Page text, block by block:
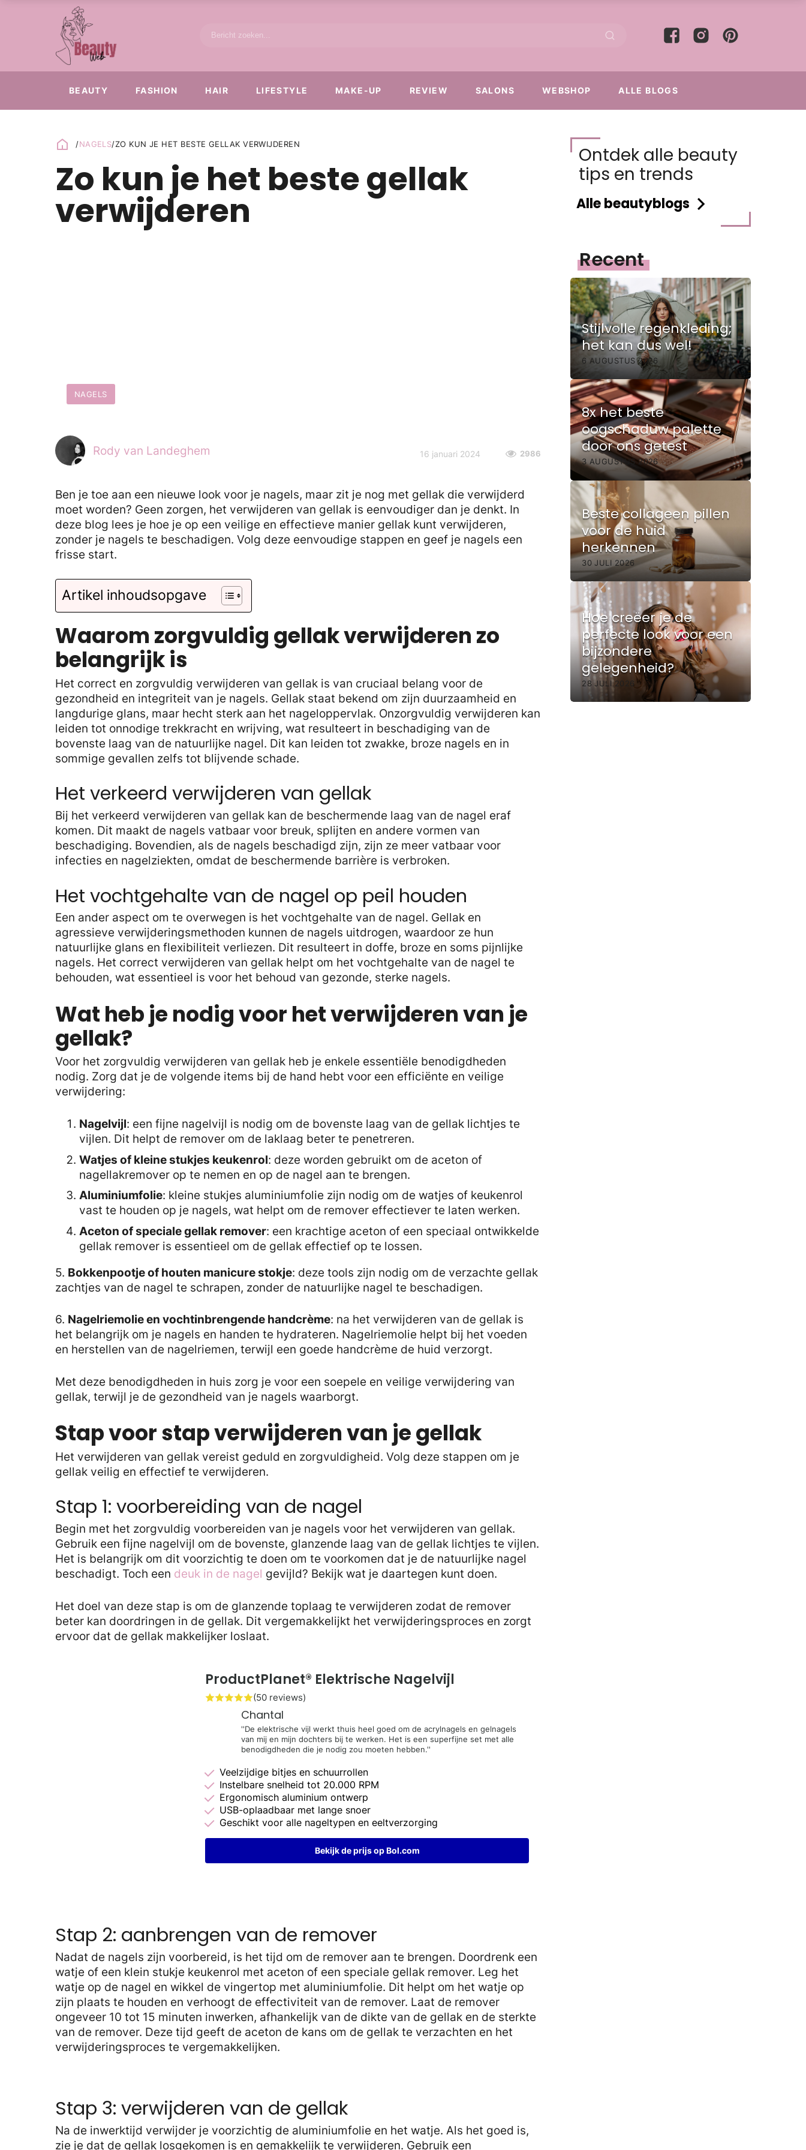
BEAUTY FASHION HAIR LIFESTYLE MAKE-UP REVIEW SALONS WEBSHOP ALLE BLOGS
/NAGELS/ZO KUN JE HET BESTE GELLAK VERWIJDEREN
Zo kun je het beste gellak
verwijderen
NAGELS
Rody van Landeghem 16 januari 2024 2986
Ben je toe aan een nieuwe look voor je nagels, maar zit je nog met gellak die verwijderd
moet worden? Geen zorgen, het verwijderen van gellak is eenvoudiger dan je denkt. In
deze blog lees je hoe je op een veilige en effectieve manier gellak kunt verwijderen,
zonder je nagels te beschadigen. Volg deze eenvoudige stappen en geef je nagels een
frisse start.
Artikel inhoudsopgave
Waarom zorgvuldig gellak verwijderen zo
belangrijk is
Het correct en zorgvuldig verwijderen van gellak is van cruciaal belang voor de
gezondheid en integriteit van je nagels. Gellak staat bekend om zijn duurzaamheid en
langdurige glans, maar hecht sterk aan het nageloppervlak. Onzorgvuldig verwijderen kan
leiden tot onnodige trekkracht en wrijving, wat resulteert in beschadiging van de
bovenste laag van de natuurlijke nagel. Dit kan leiden tot zwakke, broze nagels en in
sommige gevallen zelfs tot blijvende schade.
Het verkeerd verwijderen van gellak
Bij het verkeerd verwijderen van gellak kan de beschermende laag van de nagel eraf
komen. Dit maakt de nagels vatbaar voor breuk, splijten en andere vormen van
beschadiging. Bovendien, als de nagels beschadigd zijn, zijn ze meer vatbaar voor
infecties en nagelziekten, omdat de beschermende barrière is verbroken.
Het vochtgehalte van de nagel op peil houden
Een ander aspect om te overwegen is het vochtgehalte van de nagel. Gellak en
agressieve verwijderingsmethoden kunnen de nagels uitdrogen, waardoor ze hun
natuurlijke glans en flexibiliteit verliezen. Dit resulteert in doffe, broze en soms pijnlijke
nagels. Het correct verwijderen van gellak helpt om het vochtgehalte van de nagel te
behouden, wat essentieel is voor het behoud van gezonde, sterke nagels.
Wat heb je nodig voor het verwijderen van je
gellak?
Voor het zorgvuldig verwijderen van gellak heb je enkele essentiële benodigdheden
nodig. Zorg dat je de volgende items bij de hand hebt voor een efficiënte en veilige
verwijdering:
Nagelvijl: een fijne nagelvijl is nodig om de bovenste laag van de gellak lichtjes te
vijlen. Dit helpt de remover om de laklaag beter te penetreren.
Watjes of kleine stukjes keukenrol: deze worden gebruikt om de aceton of
nagellakremover op te nemen en op de nagel aan te brengen.
Aluminiumfolie: kleine stukjes aluminiumfolie zijn nodig om de watjes of keukenrol
vast te houden op je nagels, wat helpt om de remover effectiever te laten werken.
Aceton of speciale gellak remover: een krachtige aceton of een speciaal ontwikkelde
gellak remover is essentieel om de gellak effectief op te lossen.
5. Bokkenpootje of houten manicure stokje: deze tools zijn nodig om de verzachte gellak
zachtjes van de nagel te schrapen, zonder de natuurlijke nagel te beschadigen.
6. Nagelriemolie en vochtinbrengende handcrème: na het verwijderen van de gellak is
het belangrijk om je nagels en handen te hydrateren. Nagelriemolie helpt bij het voeden
en herstellen van de nagelriemen, terwijl een goede handcrème de huid verzorgt.
Met deze benodigdheden in huis zorg je voor een soepele en veilige verwijdering van
gellak, terwijl je de gezondheid van je nagels waarborgt.
Stap voor stap verwijderen van je gellak
Het verwijderen van gellak vereist geduld en zorgvuldigheid. Volg deze stappen om je
gellak veilig en effectief te verwijderen.
Stap 1: voorbereiding van de nagel
Begin met het zorgvuldig voorbereiden van je nagels voor het verwijderen van gellak.
Gebruik een fijne nagelvijl om de bovenste, glanzende laag van de gellak lichtjes te vijlen.
Het is belangrijk om dit voorzichtig te doen om te voorkomen dat je de natuurlijke nagel
beschadigt. Toch een deuk in de nagel gevijld? Bekijk wat je daartegen kunt doen.
Het doel van deze stap is om de glanzende toplaag te verwijderen zodat de remover
beter kan doordringen in de gellak. Dit vergemakkelijkt het verwijderingsproces en zorgt
ervoor dat de gellak makkelijker loslaat.
ProductPlanet® Elektrische Nagelvijl
(50 reviews)
Chantal
''De elektrische vijl werkt thuis heel goed om de acrylnagels en gelnagels
van mij en mijn dochters bij te werken. Het is een superfijne set met alle
benodigdheden die je nodig zou moeten hebben.''
Veelzijdige bitjes en schuurrollen
Instelbare snelheid tot 20.000 RPM
Ergonomisch aluminium ontwerp
USB-oplaadbaar met lange snoer
Geschikt voor alle nageltypen en eeltverzorging
Bekijk de prijs op Bol.com
Stap 2: aanbrengen van de remover
Nadat de nagels zijn voorbereid, is het tijd om de remover aan te brengen. Doordrenk een
watje of een klein stukje keukenrol met aceton of een speciale gellak remover. Leg het
watje op de nagel en wikkel de vingertop met aluminiumfolie. Dit helpt om het watje op
zijn plaats te houden en verhoogt de effectiviteit van de remover. Laat de remover
ongeveer 10 tot 15 minuten inwerken, afhankelijk van de dikte van de gellak en de sterkte
van de remover. Deze tijd geeft de aceton de kans om de gellak te verzachten en het
verwijderingsproces te vergemakkelijken.
Stap 3: verwijderen van de gellak
Na de inwerktijd verwijder je voorzichtig de aluminiumfolie en het watje. Als het goed is,
zie je dat de gellak losgekomen is en gemakkelijk te verwijderen. Gebruik een
Ontdek alle beauty
tips en trends
Alle beautyblogs
Recent
Stijlvolle regenkleding;
het kan dus wel!
6 AUGUSTUS 2026
8x het beste
oogschaduw palette
door ons getest
3 AUGUSTUS 2026
Beste collageen pillen
voor de huid
herkennen
30 JULI 2026
Hoe creëer je de
perfecte look voor een
bijzondere
gelegenheid?
28 JULI 2026